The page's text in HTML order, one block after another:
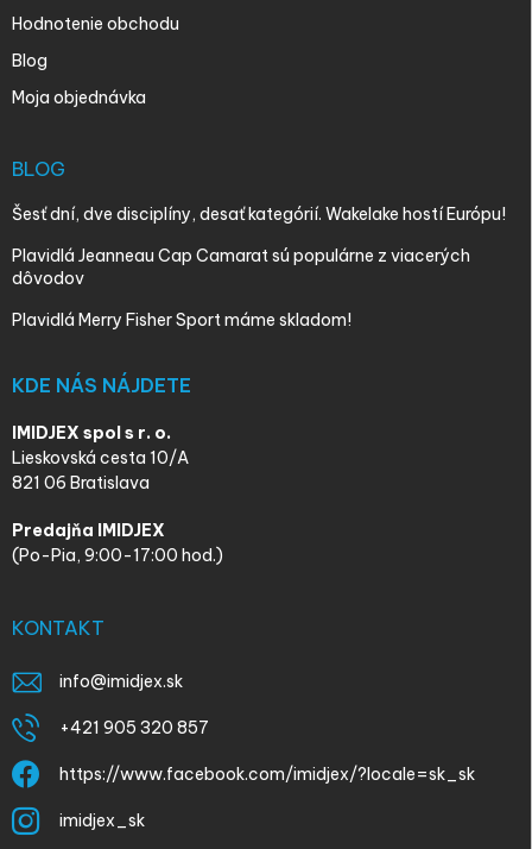
Hodnotenie obchodu
Blog
Moja objednávka
BLOG
Šesť dní, dve disciplíny, desať kategórií. Wakelake hostí Európu!
Plavidlá Jeanneau Cap Camarat sú populárne z viacerých
dôvodov
Plavidlá Merry Fisher Sport máme skladom!
KDE NÁS NÁJDETE
IMIDJEX spol s r. o.
Lieskovská cesta 10/A
821 06 Bratislava
Predajňa IMIDJEX
(Po-Pia, 9:00-17:00 hod.)
KONTAKT
info@imidjex.sk
+421 905 320 857
https://www.facebook.com/imidjex/?locale=sk_sk
imidjex_sk